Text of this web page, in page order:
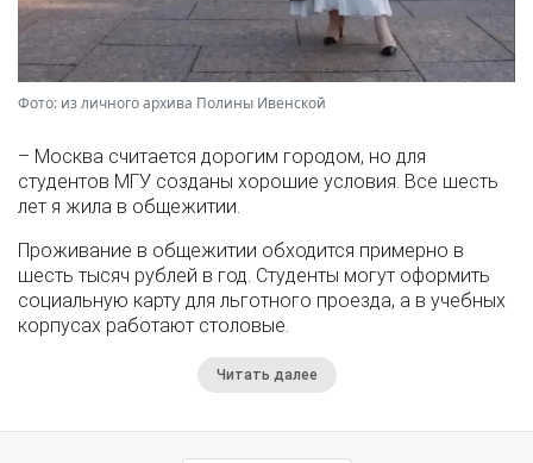
Фото: из личного архива Полины Ивенской
– Москва считается дорогим городом, но для
студентов МГУ созданы хорошие условия. Все шесть
лет я жила в общежитии.
Проживание в общежитии обходится примерно в
шесть тысяч рублей в год. Студенты могут оформить
социальную карту для льготного проезда, а в учебных
корпусах работают столовые.
Читать далее